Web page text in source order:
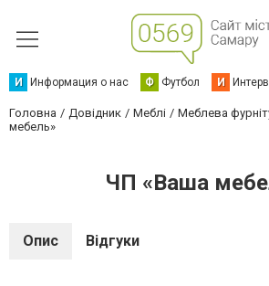
И Информация о нас Ф Футбол И
Головна Довідник Меблі Меблева
мебель»
ЧП «Ваша
Опис Відгуки